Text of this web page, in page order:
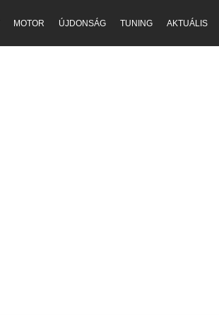
MOTOR ÚJDONSÁG TUNING AKTUÁLIS